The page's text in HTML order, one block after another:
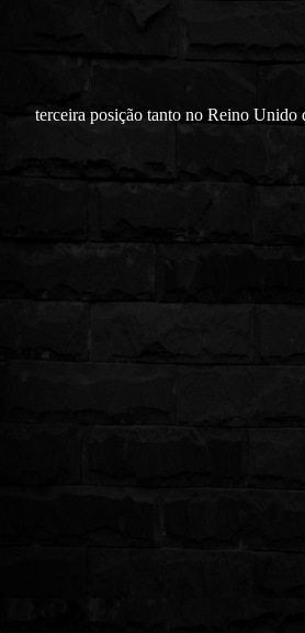
terceira posição tanto no Reino Unido